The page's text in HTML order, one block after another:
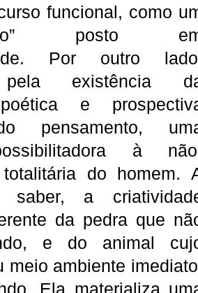
funcional, como
posto
Por outro
pela existência
e
pensamento,
à
totalitária do homem.
a
da pedra que
e do animal
meio ambiente